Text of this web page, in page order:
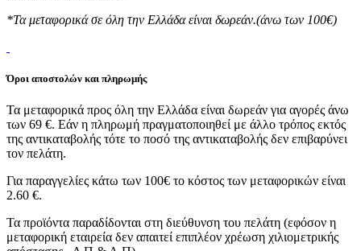
*Τα μεταφορικά σε όλη την Ελλάδα είναι δωρεάν.(άνω των 100€)
Όροι αποστολών και πληρωμής
Τα μεταφορικά προς όλη την Ελλάδα είναι δωρεάν για αγορές άνω
των 69 €. Εάν η πληρωμή πραγματοποιηθεί με άλλο τρόπος εκτός
της αντικαταβολής τότε το ποσό της αντικαταβολής δεν επιβαρύνει
τον πελάτη.
Για παραγγελίες κάτω των 100€ το κόστος των μεταφορικών είναι
2.60 €.
Τα προϊόντα παραδίδονται στη διεύθυνση του πελάτη (εφόσον η
μεταφορική εταιρεία δεν απαιτεί επιπλέον χρέωση χιλιομετρικής